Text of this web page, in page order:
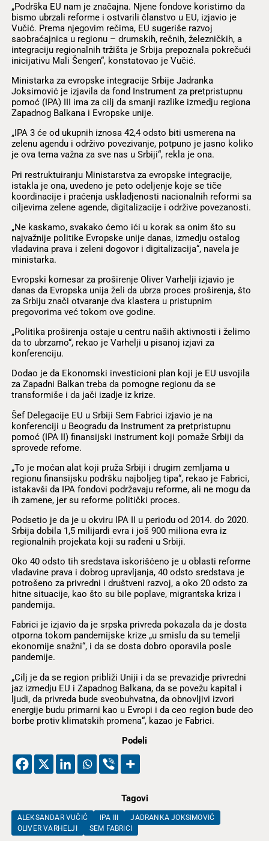
„Podrška EU nam je značajna. Njene fondove koristimo da
bismo ubrzali reforme i ostvarili članstvo u EU, izjavio je
Vučić. Prema njegovim rečima, EU sugeriše razvoj
saobraćajnica u regionu – drumskih, rečnih, železničkih, a
integraciju regionalnih tržišta je Srbija prepoznala pokrečući
inicijativu Mali Šengen“, konstatovao je Vučić.
Ministarka za evropske integracije Srbije Jadranka
Joksimović je izjavila da fond Instrument za pretpristupnu
pomoć (IPA) III ima za cilj da smanji razlike izmedju regiona
Zapadnog Balkana i Evropske unije.
„IPA 3 će od ukupnih iznosa 42,4 odsto biti usmerena na
zelenu agendu i održivo povezivanje, potpuno je jasno koliko
je ova tema važna za sve nas u Srbiji“, rekla je ona.
Pri restruktuiranju Ministarstva za evropske integracije,
istakla je ona, uvedeno je peto odeljenje koje se tiče
koordinacije i praćenja uskladjenosti nacionalnih reformi sa
ciljevima zelene agende, digitalizacije i održive povezanosti.
„Ne kaskamo, svakako ćemo ići u korak sa onim što su
najvažnije politike Evropske unije danas, izmedju ostalog
vladavina prava i zeleni dogovor i digitalizacija“, navela je
ministarka.
Evropski komesar za proširenje Oliver Varhelji izjavio je
danas da Evropska unija želi da ubrza proces proširenja, što
za Srbiju znači otvaranje dva klastera u pristupnim
pregovorima već tokom ove godine.
„Politika proširenja ostaje u centru naših aktivnosti i želimo
da to ubrzamo“, rekao je Varhelji u pisanoj izjavi za
konferenciju.
Dodao je da Ekonomski investicioni plan koji je EU usvojila
za Zapadni Balkan treba da pomogne regionu da se
transformiše i da jači izadje iz krize.
Šef Delegacije EU u Srbiji Sem Fabrici izjavio je na
konferenciji u Beogradu da Instrument za pretpristupnu
pomoć (IPA II) finansijski instrument koji pomaže Srbiji da
sprovede refome.
„To je moćan alat koji pruža Srbiji i drugim zemljama u
regionu finansijsku podršku najboljeg tipa“, rekao je Fabrici,
istakavši da IPA fondovi podržavaju reforme, ali ne mogu da
ih zamene, jer su reforme politički proces.
Podsetio je da je u okviru IPA II u periodu od 2014. do 2020.
Srbija dobila 1,5 milijardi evra i još 900 miliona evra iz
regionalnih projekata koji su rađeni u Srbiji.
Oko 40 odsto tih sredstava iskorišćeno je u oblasti reforme
vladavine prava i dobrog upravljanja, 40 odsto sredstava je
potrošeno za privredni i društveni razvoj, a oko 20 odsto za
hitne situacije, kao što su bile poplave, migrantska kriza i
pandemija.
Fabrici je izjavio da je srpska privreda pokazala da je dosta
otporna tokom pandemijske krize „u smislu da su temelji
ekonomije snažni“, i da se dosta dobro oporavila posle
pandemije.
„Cilj je da se region približi Uniji i da se prevazidje privredni
jaz izmedju EU i Zapadnog Balkana, da se povežu kapital i
ljudi, da privreda bude sveobuhvatna, da obnovljivi izvori
energije budu primarni kao u Evropi i da ceo region bude deo
borbe protiv klimatskih promena“, kazao je Fabrici.
Podeli
Tagovi
ALEKSANDAR VUČIĆ IPA III
JADRANKA JOKSIMOVIĆ
OLIVER VARHELJI
SEM FABRICI